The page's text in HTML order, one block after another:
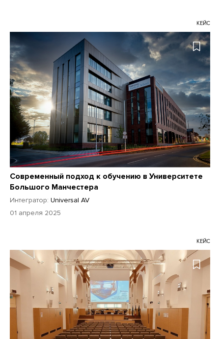
КЕЙС
Современный подход к обучению в Университете
Большого Манчестера
Интегратор: Universal AV
01 апреля 2025
КЕЙС